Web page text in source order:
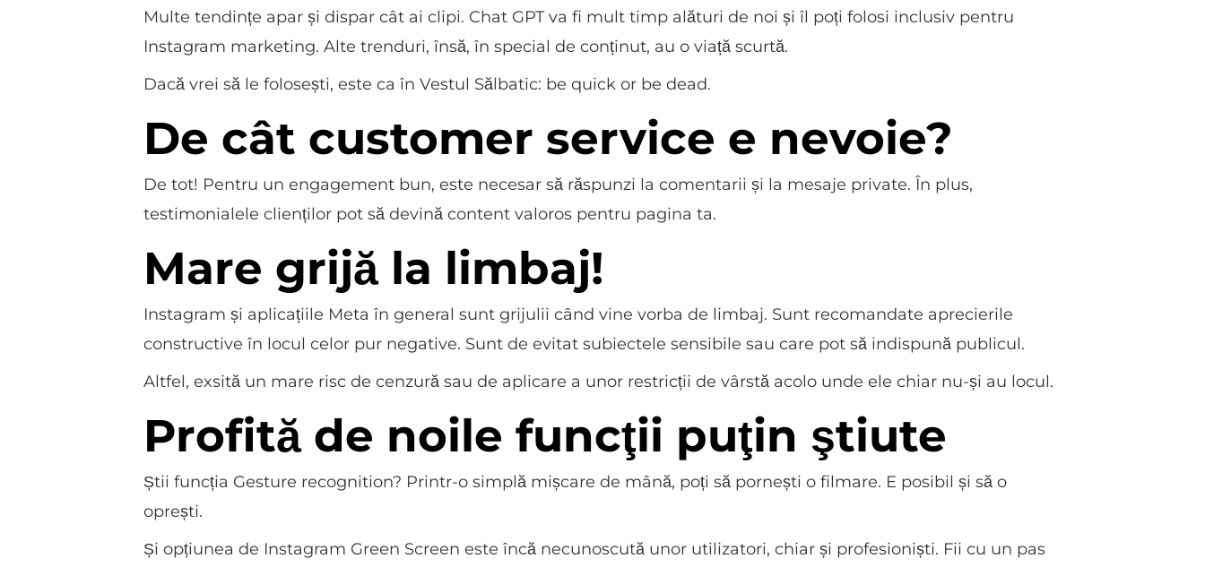
Multe tendințe apar și dispar cât ai clipi. Chat GPT va fi mult timp alături de noi și îl poți folosi inclusiv pentru
Instagram marketing. Alte trenduri, însă, în special de conținut, au o viață scurtă.
Dacă vrei să le folosești, este ca în Vestul Sălbatic: be quick or be dead.
De cât customer service e nevoie?
De tot! Pentru un engagement bun, este necesar să răspunzi la comentarii și la mesaje private. În plus,
testimonialele clienților pot să devină content valoros pentru pagina ta.
Mare grijă la limbaj!
Instagram și aplicațiile Meta în general sunt grijulii când vine vorba de limbaj. Sunt recomandate aprecierile
constructive în locul celor pur negative. Sunt de evitat subiectele sensibile sau care pot să indispună publicul.
Altfel, exsită un mare risc de cenzură sau de aplicare a unor restricții de vârstă acolo unde ele chiar nu-și au locul.
Profită de noile funcţii puţin ştiute
Știi funcția Gesture recognition? Printr-o simplă mișcare de mână, poți să pornești o filmare. E posibil și să o
oprești.
Și opțiunea de Instagram Green Screen este încă necunoscută unor utilizatori, chiar și profesioniști. Fii cu un pas